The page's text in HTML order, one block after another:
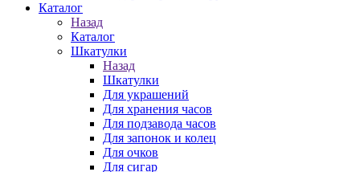
Каталог
Назад
Каталог
Шкатулки
Назад
Шкатулки
Для украшений
Для хранения часов
Для подзавода часов
Для запонок и колец
Для очков
Для сигар